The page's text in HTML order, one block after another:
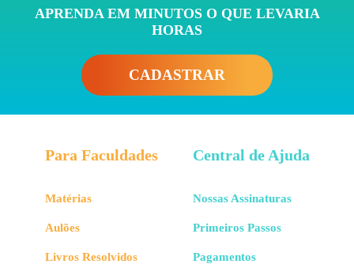
APRENDA EM MINUTOS O QUE LEVARIA
HORAS
CADASTRAR
Para Faculdades
Matérias
Aulões
Livros Resolvidos
Central de Ajuda
Nossas Assinaturas
Primeiros Passos
Pagamentos